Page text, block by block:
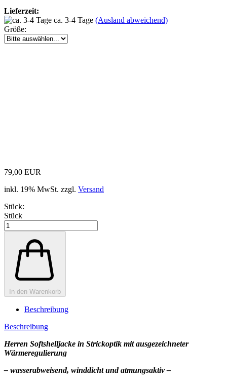
Lieferzeit:
ca. 3-4 Tage (Ausland abweichend)
Größe:
79,00 EUR
inkl. 19% MwSt. zzgl. Versand
Stück:
Stück
In den Warenkorb
Beschreibung
Beschreibung
Herren Softshelljacke in Strickoptik mit ausgezeichneter
Wärmeregulierung
– wasserabweisend, winddicht und atmungsaktiv –